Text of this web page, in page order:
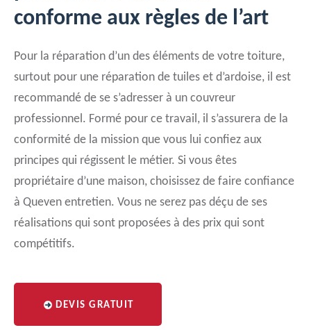
conforme aux règles de l’art
Pour la réparation d’un des éléments de votre toiture,
surtout pour une réparation de tuiles et d’ardoise, il est
recommandé de se s’adresser à un couvreur
professionnel. Formé pour ce travail, il s’assurera de la
conformité de la mission que vous lui confiez aux
principes qui régissent le métier. Si vous êtes
propriétaire d’une maison, choisissez de faire confiance
à Queven entretien. Vous ne serez pas déçu de ses
réalisations qui sont proposées à des prix qui sont
compétitifs.
DEVIS GRATUIT